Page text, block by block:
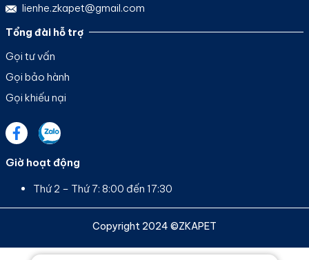
lienhe.zkapet@gmail.com
Tổng đài hỗ trợ
Gọi tư vấn
Gọi bảo hành
Gọi khiếu nại
Giờ hoạt động
Thứ 2 – Thứ 7: 8:00 đến 17:30
Copyright 2024 ©ZKAPET